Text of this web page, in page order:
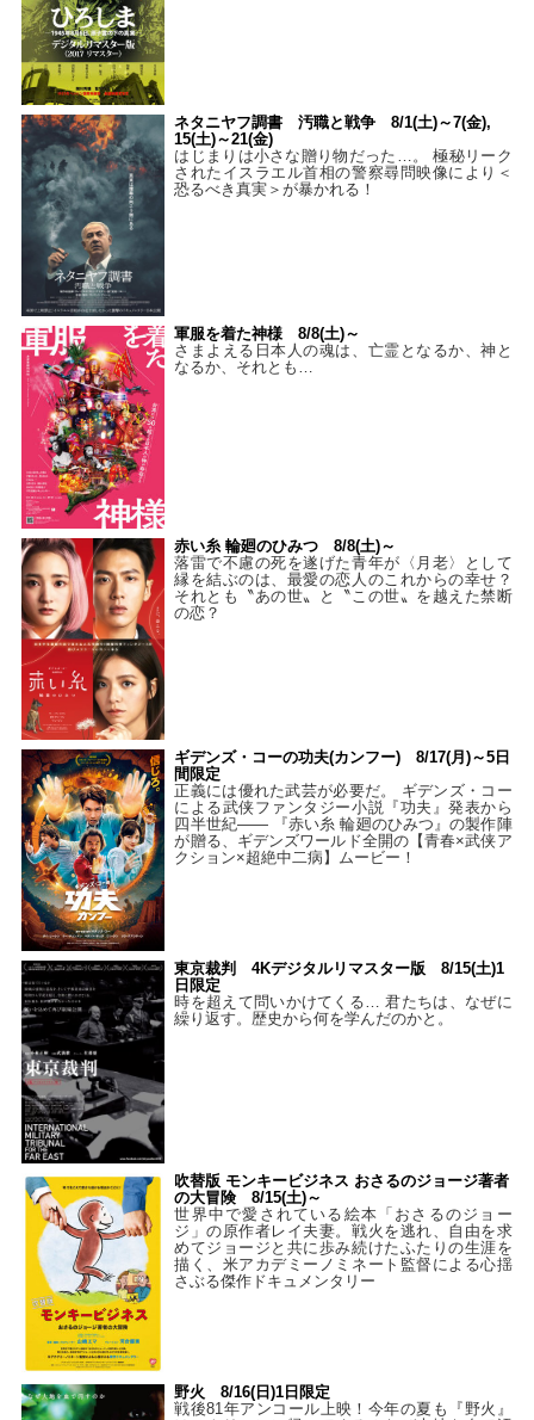
ネタニヤフ調書 汚職と戦争 8/1(土)～7(金),
15(土)～21(金)
はじまりは小さな贈り物だった…。 極秘リーク
されたイスラエル首相の警察尋問映像により＜
恐るべき真実＞が暴かれる！
軍服を着た神様 8/8(土)～
さまよえる日本人の魂は、亡霊となるか、神と
なるか、それとも…
赤い糸 輪廻のひみつ 8/8(土)～
落雷で不慮の死を遂げた青年が〈月老〉として
縁を結ぶのは、最愛の恋人のこれからの幸せ？
それとも〝あの世〟と〝この世〟を越えた禁断
の恋？
ギデンズ・コーの功夫(カンフー) 8/17(月)～5日
間限定
正義には優れた武芸が必要だ。 ギデンズ・コー
による武侠ファンタジー小説『功夫』発表から
四半世紀―― 『赤い糸 輪廻のひみつ』の製作陣
が贈る、ギデンズワールド全開の【青春×武侠ア
クション×超絶中二病】ムービー！
東京裁判 4Kデジタルリマスター版 8/15(土)1
日限定
時を超えて問いかけてくる… 君たちは、なぜに
繰り返す。歴史から何を学んだのかと。
吹替版 モンキービジネス おさるのジョージ著者
の大冒険 8/15(土)～
世界中で愛されている絵本「おさるのジョー
ジ」の原作者レイ夫妻。戦火を逃れ、自由を求
めてジョージと共に歩み続けたふたりの生涯を
描く、米アカデミーノミネート監督による心揺
さぶる傑作ドキュメンタリー
野火 8/16(日)1日限定
戦後81年アンコール上映！今年の夏も『野火』